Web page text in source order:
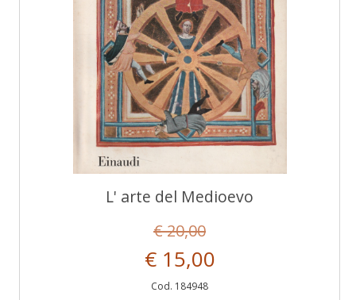
L' arte del Medioevo
€ 20,00
€ 15,00
Cod. 184948